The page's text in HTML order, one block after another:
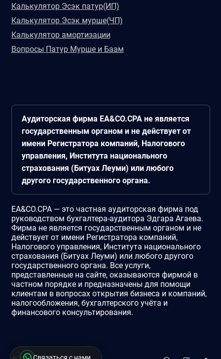
Калькулятор Эсэк патур(ИП)
Калькулятор Эсэк мурше(ЧП)
Калькулятор амортизации
Вопросы Патур Мурше и Баам
Аудиторская фирма EA&CO.CPA не является
государственным органом и не действует от
имени Регистратора компаний, Налогового
управления, Института национального
страхования (Битуах Леуми) или любого
другого государственного органа.
EA&CO.CPA — это частная аудиторская фирма под
руководством бухгалтера-аудитора Эдгара Агаева.
Фирма не является государственным органом и не
действует от имени Регистратора компаний,
Налогового управления, Института национального
страхования (Битуах Леуми) или любого другого
государственного органа. Все услуги,
представленные на сайте, оказываются фирмой в
частном порядке и предназначены для помощи
клиентам в вопросах открытия бизнеса и компаний,
налогообложения, бухгалтерского учёта и
финансового консультирования.